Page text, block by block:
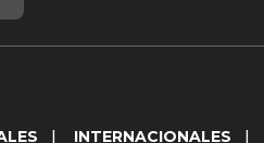
INTERNACIONALES